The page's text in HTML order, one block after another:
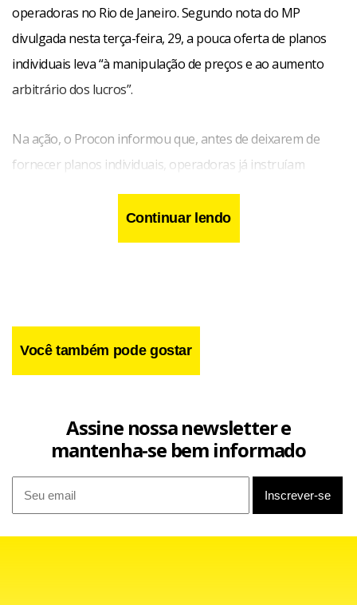
operadoras no Rio de Janeiro. Segundo nota do MP
divulgada nesta terça-feira, 29, a pouca oferta de planos
individuais leva “à manipulação de preços e ao aumento
arbitrário dos lucros”.
Na ação, o Procon informou que, antes de deixarem de
fornecer planos individuais, operadoras já instruíam
corretores a não vender esse tipo de contrato ou
desestimulavam a venda, com comissões baixas e até
inexistentes. A 22ª Vara Federal julgou a ação
Continuar lendo
Você também pode gostar
Assine nossa newsletter e
mantenha-se bem informado